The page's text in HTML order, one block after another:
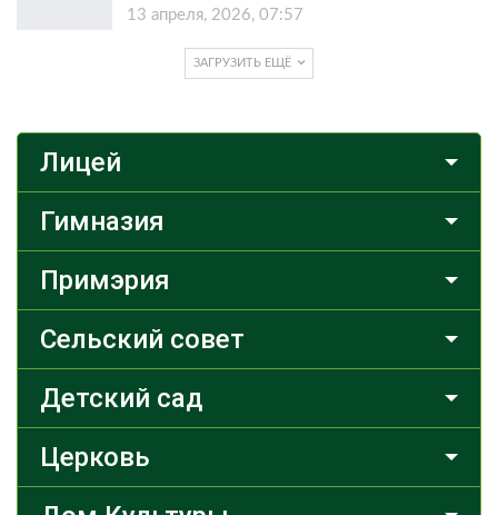
13 апреля, 2026, 07:57
ЗАГРУЗИТЬ ЕЩЁ
Лицей
Гимназия
Примэрия
Сельский совет
Детский сад
Церковь